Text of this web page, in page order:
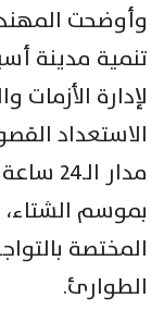
وأوضحت
تنمية مدينة
لإدارة الأزمات
الاستعداد
مدار
بموسم الشتاء،
المختصة
الطوارئ.